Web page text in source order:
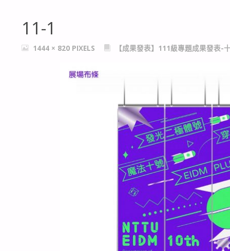
11-1
FULL1444 × 820 PIXELS 【成果發表】111級專題成果發表-